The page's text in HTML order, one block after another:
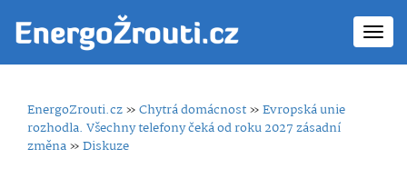
EnergoZrouti.cz»Chytrá domácnost»Evropská unie
rozhodla. Všechny telefony čeká od roku 2027 zásadní
změna»Diskuze